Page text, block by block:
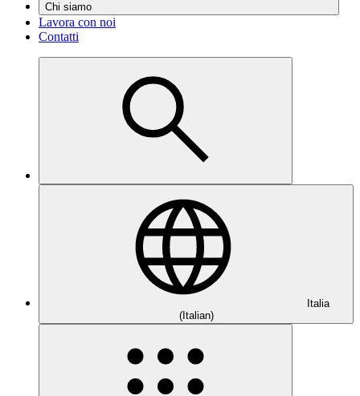
Chi siamo
Lavora con noi
Contatti
Italia
(Italian)